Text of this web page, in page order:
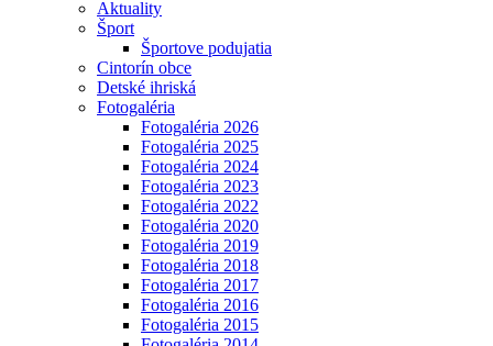
Aktuality
Šport
Športove podujatia
Cintorín obce
Detské ihriská
Fotogaléria
Fotogaléria 2026
Fotogaléria 2025
Fotogaléria 2024
Fotogaléria 2023
Fotogaléria 2022
Fotogaléria 2020
Fotogaléria 2019
Fotogaléria 2018
Fotogaléria 2017
Fotogaléria 2016
Fotogaléria 2015